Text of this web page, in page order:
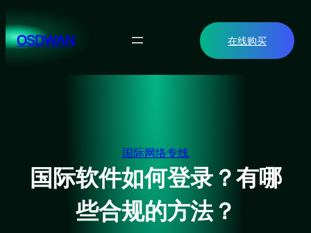
至
内OSDWAN 在线购买
国际网络专线
国际软件如何登录？有哪
些合规的方法？